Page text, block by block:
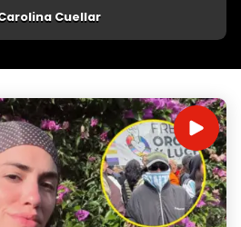
Cuellar